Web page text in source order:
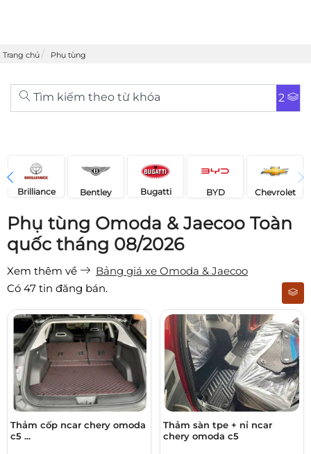
Trang chủ Phụ tùng
Tìm kiếm theo từ khóa 2
Brilliance Bentley Bugatti BYD Chevrolet
Phụ tùng Omoda & Jaecoo Toàn
quốc tháng 08/2026
Xem thêm về
Bảng giá xe Omoda & Jaecoo
Có 47 tin đăng bán.
Thảm cốp ncar chery omoda
c5 ...
Thảm sàn tpe + nỉ ncar
chery omoda c5